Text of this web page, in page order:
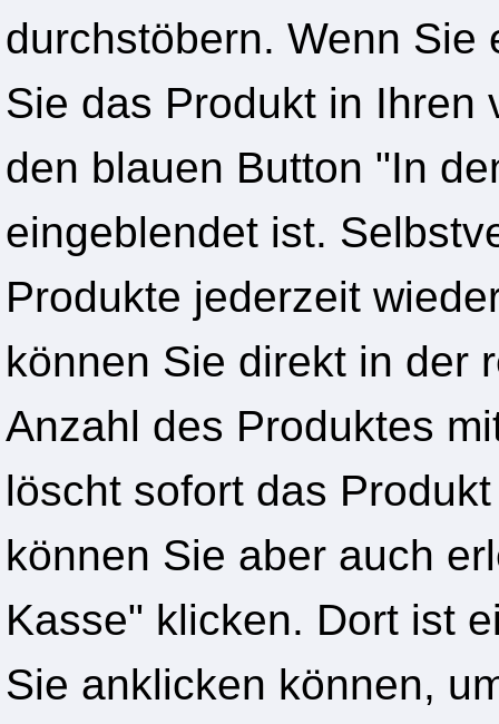
durchstöbern. Wenn
Sie das Produkt in Ihren
den blauen Button "In
eingeblendet ist.
Produkte jederzeit
können Sie direkt in der
Anzahl des Produktes
löscht sofort das
können Sie aber auch
Kasse" klicken. Dort ist
Sie anklicken können,